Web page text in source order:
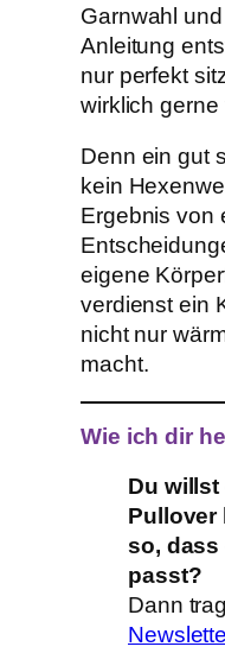
Garnwahl
Anleitung
nur perfekt
wirklich gerne
Denn ein gut
kein
Ergebnis von
eigene
verdienst ein
nicht nur
macht.
Wie ich dir
Du willst
Pullover
so, dass
passt?
Dann